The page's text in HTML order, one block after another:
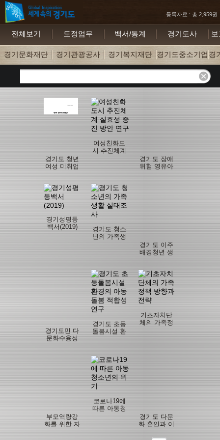
등록자료 : 총 2,959권
전체보기 도정업무 백서/통계 경기도사
경기문화재단 경기관광공사 경기복지재단 경기도중소기업지
경
경기도 청년
여성 미취업
여성친화도
시 추진체계
방안 연구
경기도 장애
위험 영유아
경기성평등
백서(2019)
경기도 청소
년의 가족생
경기도 이주
배경청년 생
경기도민 다
문화수용성
경기도 초등
돌봄시설 환
경의 아동돌
기초자치단
체의 가족정
략
부모역량강
화를 위한 자
코로나19에
따른 아동청
경기도 다문
화 혼인과 이